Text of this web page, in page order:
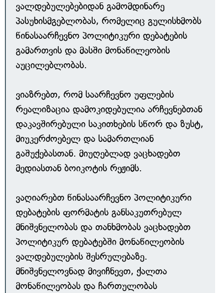
ვალდებულებებიდან გამომდინარე
პასუხისმგებლობას, რომელიც გულისხმობს
წინასაარჩევნო პოლიტიკური დებატების
გამართვის და მასში მონაწილეობის
აუცილებლობას.
ვიაზრებთ, რომ საარჩევნო უფლების
რეალიზაცია დამოკიდებულია არჩევნებთან
დაკავშირებული საკითხების სწორ და ზუსტ,
მიუკერძოებელ და სამართლიან
გაშუქებასთან. მიუღებლად ვაცხადებთ
მედიასთან ბოიკოტის რეჟიმს.
ვაღიარებთ წინასაარჩევნო პოლიტიკური
დებატების ფორმატის განსაკუთრებულ
მნიშვნელობას და თანხმობას ვაცხადებთ
პოლიტიკურ დებატებში მონაწილეობის
ვალდებულების შესრულებაზე.
მნიშვნელოვნად მივიჩნევთ, ქალთა
მონაწილეობას და ჩართულობას